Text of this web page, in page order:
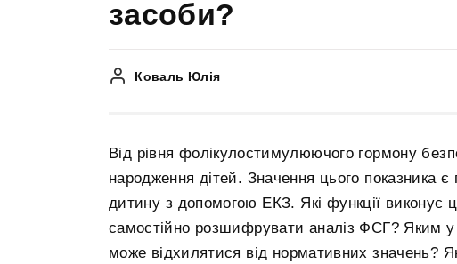
засоби?
Коваль Юлія
Від рівня фолікулостимулюючого гормону
народження дітей. Значення цього показника
дитину з допомогою ЕКЗ. Які функції виконує
самостійно розшифрувати аналіз ФСГ? Яким
може відхилятися від нормативних значень?